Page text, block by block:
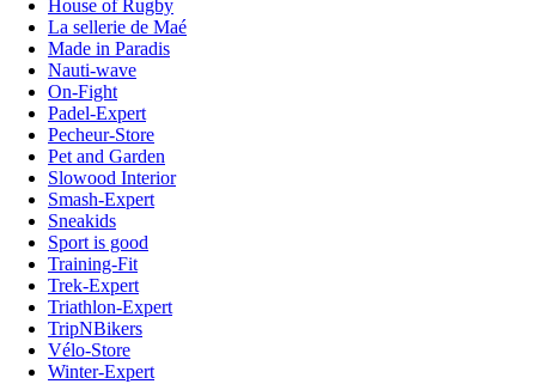
House of Rugby
La sellerie de Maé
Made in Paradis
Nauti-wave
On-Fight
Padel-Expert
Pecheur-Store
Pet and Garden
Slowood Interior
Smash-Expert
Sneakids
Sport is good
Training-Fit
Trek-Expert
Triathlon-Expert
TripNBikers
Vélo-Store
Winter-Expert